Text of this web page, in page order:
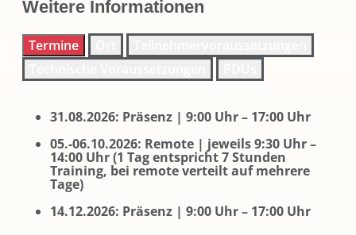
Weitere Informationen
Termine
31.08.2026: Präsenz | 9:00 Uhr – 17:00 Uhr
05.-06.10.2026: Remote | jeweils 9:30 Uhr –
14:00 Uhr (1 Tag entspricht 7 Stunden
Training, bei remote verteilt auf mehrere
Tage)
14.12.2026: Präsenz | 9:00 Uhr – 17:00 Uhr